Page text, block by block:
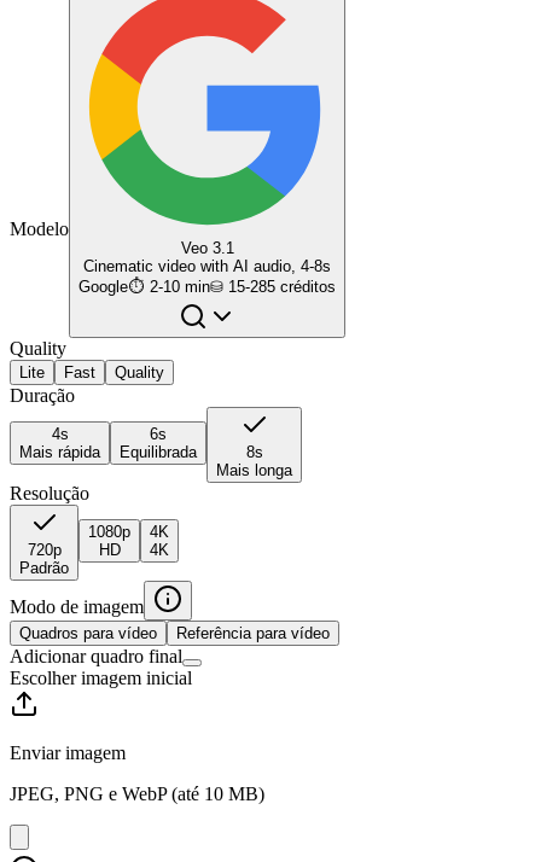
Modelo
Veo 3.1
Cinematic video with AI audio, 4-8s
Google⏱ 2-10 min⛁ 15-285 créditos
Quality
Lite Fast Quality
Duração
4s
Mais rápida
6s
Equilibrada
8s
Mais longa
Resolução
720p
Padrão
1080p
HD
4K
4K
Modo de imagem
Quadros para vídeo Referência para vídeo
Adicionar quadro final
Escolher imagem inicial
Enviar imagem
JPEG, PNG e WebP (até 10 MB)